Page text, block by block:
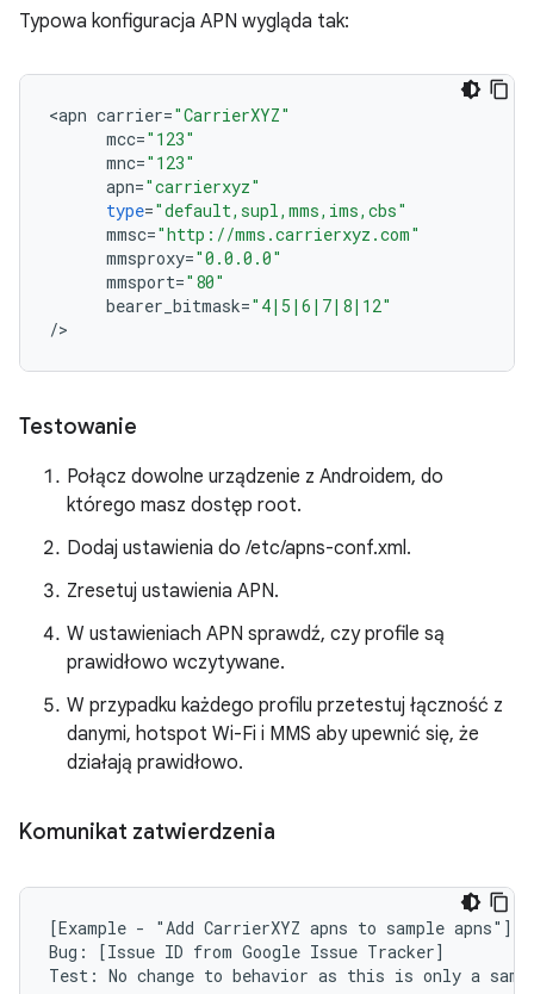
Typowa konfiguracja APN wygląda tak:
<apn carrier="CarrierXYZ"
mcc="123"
mnc="123"
apn="carrierxyz"
type="default,supl,mms,ims,cbs"
mmsc="http://mms.carrierxyz.com"
mmsproxy="0.0.0.0"
mmsport="80"
bearer_bitmask="4|5|6|7|8|12"
/>
Testowanie
Połącz dowolne urządzenie z Androidem, do
którego masz dostęp root.
Dodaj ustawienia do /etc/apns-conf.xml.
Zresetuj ustawienia APN.
W ustawieniach APN sprawdź, czy profile są
prawidłowo wczytywane.
W przypadku każdego profilu przetestuj łączność z
danymi, hotspot Wi-Fi i MMS aby upewnić się, że
działają prawidłowo.
Komunikat zatwierdzenia
[Example - "Add CarrierXYZ apns to sample apns"]
Bug: [Issue ID from Google Issue Tracker]